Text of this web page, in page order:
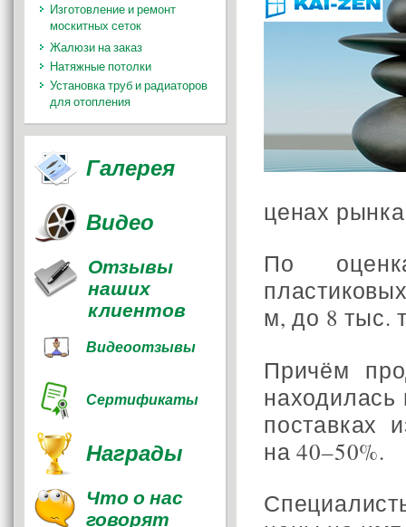
ценах
По
м, до 8 тыс.
Причём
поставках
на 40–50%.
Изготовление и ремонт
москитных сеток
Жалюзи на заказ
Натяжные потолки
Установка труб и радиаторов
для отопления
Галерея
Видео
Отзывы
наших
клиентов
Видеоотзывы
Сертификаты
Награды
Что о нас
говорят